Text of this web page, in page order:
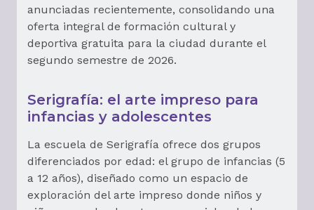
anunciadas recientemente, consolidando una
oferta integral de formación cultural y
deportiva gratuita para la ciudad durante el
segundo semestre de 2026.
Serigrafía: el arte impreso para
infancias y adolescentes
La escuela de Serigrafía ofrece dos grupos
diferenciados por edad: el grupo de infancias (5
a 12 años), diseñado como un espacio de
exploración del arte impreso donde niños y